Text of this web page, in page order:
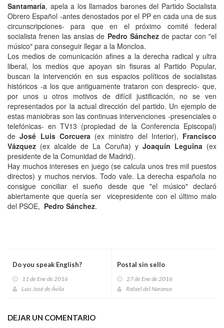
Santamaría, apela a los llamados barones del Partido Socialista
Obrero Español -antes denostados por el PP en cada una de sus
circunscripciones- para que en el próximo comité federal
socialista frenen las ansias de Pedro Sánchezde pactar con "el
músico" para conseguir llegar a la Moncloa.
Los medios de comunicación afines a la derecha radical y ultra
liberal, los medios que apoyan sin fisuras al Partido Popular,
buscan la intervención en sus espacios políticos de socialistas
históricos -a los que antiguamente trataron con desprecio- que,
por unos u otros motivos de difícil justificación, no se ven
representados por la actual dirección del partido. Un ejemplo de
estas maniobras son las continuas intervenciones -presenciales o
telefónicas- en TV13 (propiedad de la Conferencia Episcopal)
deJosé Luis Corcuera(ex ministro del Interior), Francisco
Vázquez (ex alcalde de La Coruña) y Joaquín Leguina(ex
presidente de la Comunidad de Madrid).
Hay muchos intereses en juego (se calcula unos tres mil puestos
directos) y muchos nervios. Todo vale. La derecha española no
consigue conciliar el sueño desde que "el músico" declaró
abiertamente que quería ser vicepresidente con el último malo
del PSOE, Pedro Sánchez.
Do you speak English?
11 de Ene de 2016
Luis José de Ávila
Postal sin sello
27 de Ene de 2016
Rafael del Naranco
DEJAR UN COMENTARIO